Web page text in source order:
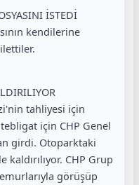
İSTEDİ
kendilerine
tahliyesi için
için CHP Genel
girdi. Otoparktaki
CHP Grup
görüşüp